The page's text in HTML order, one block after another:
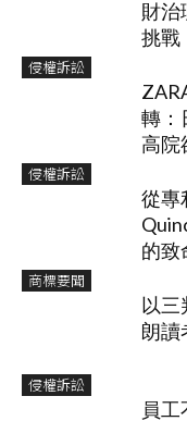
財治
挑戰
侵權訴訟
轉：
高院
侵權訴訟
從專
的致
商標要聞
以三
朗讀
侵權訴訟
員